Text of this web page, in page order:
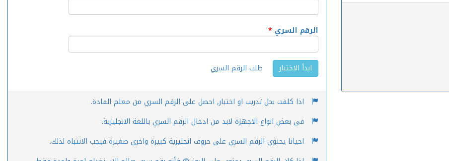
الرقم السري *
ابدأ الاختبار طلب الرقم السري
اذا كلفت بحل تدريب او اختبار, احصل على الرقم السري من معلم المادة.
في بعض انواع الاجهزة لابد من ادخال الرقم السري باللغة الانجليزية.
احيانا يحتوي الرقم السري على حروف انجليزية كبيرة واخرى صغيرة فيجب الانتباه لذلك.